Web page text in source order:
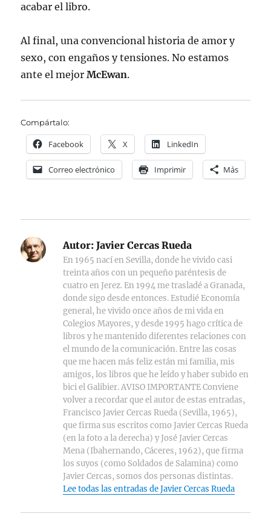
acabar el libro.
Al final, una convencional historia de amor y
sexo, con engaños y tensiones. No estamos
ante el mejorMcEwan.
Compártalo:
Facebook X LinkedIn
Correo electrónico Imprimir Más
Autor: Javier Cercas Rueda
En 1965 nací en Sevilla, donde he vivido casi
treinta años con un pequeño paréntesis de
cuatro en Jerez. En 1994 me trasladé a Granada,
donde sigo desde entonces. Estudié Economía
general, he vivido once años de mi vida en
Colegios Mayores, y desde 1995 hago crítica de
libros y he mantenido diferentes relaciones con
el mundo de la comunicación. Entre las cosas
que me hacen más feliz están mi familia, mis
amigos, los libros que he leído y haber subido en
bici el Galibier. AVISO IMPORTANTE Conviene
volver a recordar que el autor de estas entradas,
Francisco Javier Cercas Rueda (Sevilla, 1965),
que firma sus escritos como Javier Cercas Rueda
(en la foto a la derecha) y José Javier Cercas
Mena (Ibahernando, Cáceres, 1962), que firma
los suyos (como Soldados de Salamina) como
Javier Cercas, somos dos personas distintas.
Lee todas las entradas de Javier Cercas Rueda